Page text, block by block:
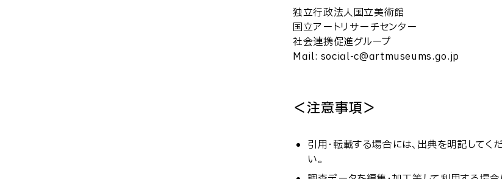
独立行政法人国立美術館
国立アートリサーチセンター
社会連携促進グループ
Mail: social-c@artmuseums.go.jp
＜注意事項＞
引用・転載する場合には、出典を明記してく
い。